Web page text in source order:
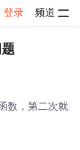
登录 频道
数，第二次就